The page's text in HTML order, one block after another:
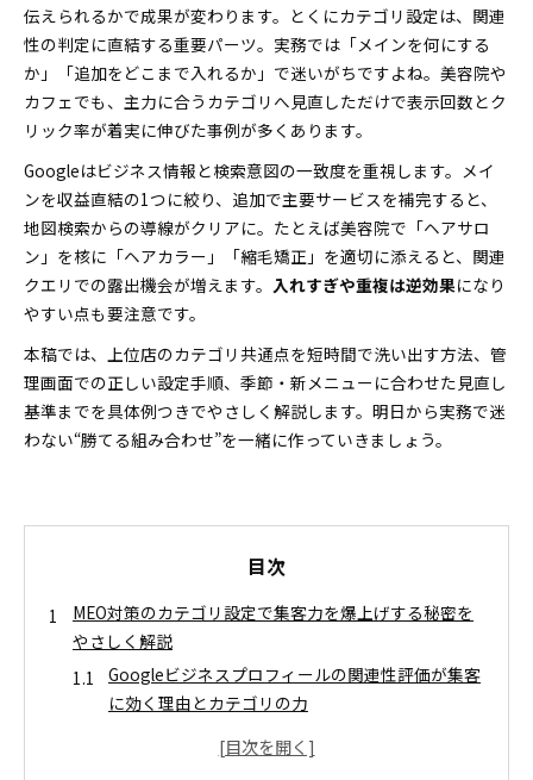
伝えられるかで成果が変わります。とくにカテゴリ設定は、関連
性の判定に直結する重要パーツ。実務では「メインを何にする
か」「追加をどこまで入れるか」で迷いがちですよね。美容院や
カフェでも、主力に合うカテゴリへ見直しただけで表示回数とク
リック率が着実に伸びた事例が多くあります。
Googleはビジネス情報と検索意図の一致度を重視します。メイ
ンを収益直結の1つに絞り、追加で主要サービスを補完すると、
地図検索からの導線がクリアに。たとえば美容院で「ヘアサロ
ン」を核に「ヘアカラー」「縮毛矯正」を適切に添えると、関連
クエリでの露出機会が増えます。 入れすぎや重複は逆効果になり
やすい点も要注意です。
本稿では、上位店のカテゴリ共通点を短時間で洗い出す方法、管
理画面での正しい設定手順、季節・新メニューに合わせた見直し
基準までを具体例つきでやさしく解説します。明日から実務で迷
わない“勝てる組み合わせ”を一緒に作っていきましょう。
目次
MEO対策のカテゴリ設定で集客力を爆上げする秘密を
やさしく解説
Googleビジネスプロフィールの関連性評価が集客
に効く理由とカテゴリの力
カテゴリ設定のミスが招く見えない損失